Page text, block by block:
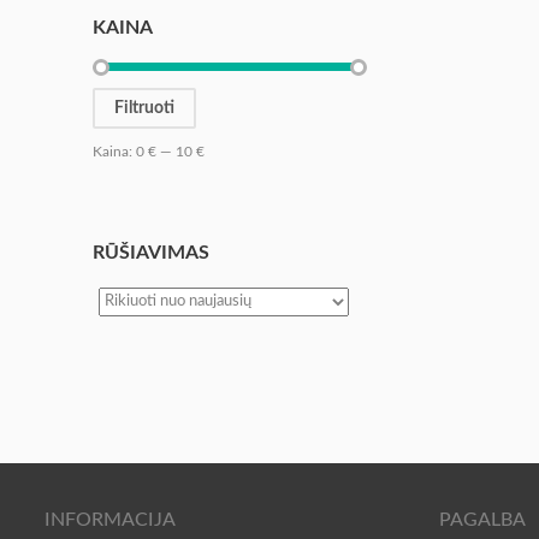
KAINA
Filtruoti
Kaina: 0 € — 10 €
RŪŠIAVIMAS
INFORMACIJA PAGALBA